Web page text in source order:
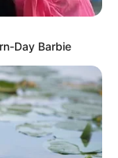
Day Barbie